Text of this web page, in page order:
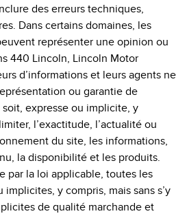
des erreurs techniques,
Dans certains domaines, les
représenter une opinion ou
440 Lincoln, Lincoln Motor
d’informations et leurs agents ne
ou garantie de
expresse ou implicite, y
l’exactitude, l’actualité ou
du site, les informations,
la disponibilité et les produits.
par la loi applicable, toutes les
implicites, y compris, mais sans s’y
de qualité marchande et